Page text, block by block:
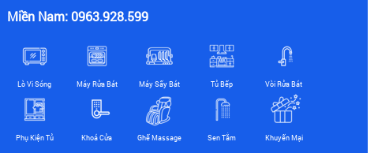
Miền Nam: 0963.928.599
Lò Vi Sóng Máy Rửa Bát Máy Sấy Bát Tủ Bếp Vòi Rửa Bát
Phụ Kiện Tủ Khoá Cửa Ghế Massage Sen Tắm Khuyến Mại